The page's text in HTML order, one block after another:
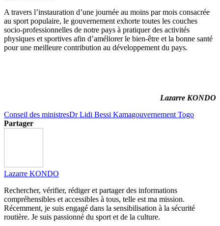
A travers l’instauration d’une journée au moins par mois consacrée
au sport populaire, le gouvernement exhorte toutes les couches
socio-professionnelles de notre pays à pratiquer des activités
physiques et sportives afin d’améliorer le bien-être et la bonne santé
pour une meilleure contribution au développement du pays.
Lazarre KONDO
Conseil des ministresDr Lidi Bessi Kamagouvernement Togo
Partager
Lazarre KONDO
Rechercher, vérifier, rédiger et partager des informations
compréhensibles et accessibles à tous, telle est ma mission.
Récemment, je suis engagé dans la sensibilisation à la sécurité
routière. Je suis passionné du sport et de la culture.